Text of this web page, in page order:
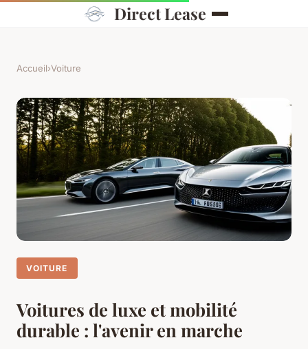
Direct Lease
Accueil›Voiture
VOITURE
Voitures de luxe et mobilité
durable : l'avenir en marche